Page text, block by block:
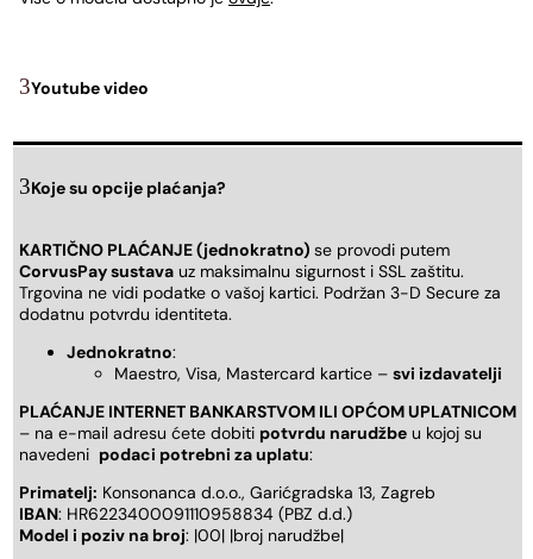
Youtube video
Koje su opcije plaćanja?
KARTIČNO PLAĆANJE (jednokratno) se provodi putem
CorvusPay sustava uz maksimalnu sigurnost i SSL zaštitu.
Trgovina ne vidi podatke o vašoj kartici. Podržan 3-D Secure za
dodatnu potvrdu identiteta.
Jednokratno:
Maestro, Visa, Mastercard kartice – svi izdavatelji
PLAĆANJE INTERNET BANKARSTVOM ILI OPĆOM UPLATNICOM
– na e-mail adresu ćete dobiti potvrdu narudžbe u kojoj su
navedeni podaci potrebni za uplatu:
Primatelj: Konsonanca d.o.o., Garićgradska 13, Zagreb
IBAN: HR6223400091110958834 (PBZ d.d.)
Model i poziv na broj: |00| |broj narudžbe|